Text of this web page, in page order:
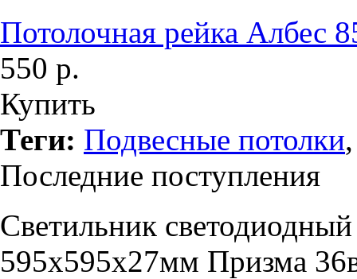
Потолочная рейка Албес
550 р.
Купить
Теги: Подвесные потолки
Последние поступления
Светильник
595х595х27мм Призма